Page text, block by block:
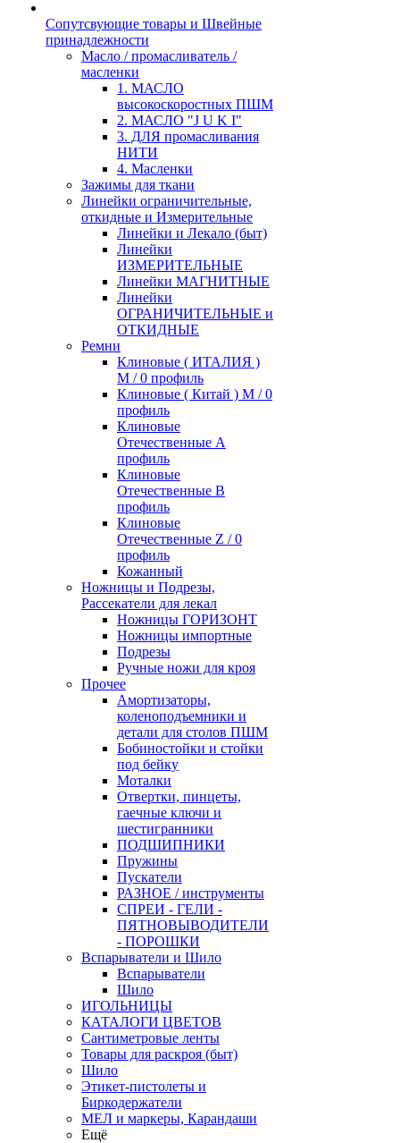
Сопутсвующие товары и Швейные
принадлежности
Масло / промасливатель /
масленки
1. МАСЛО
высокоскоростных ПШМ
2. МАСЛО "J U K I"
3. ДЛЯ промасливания
НИТИ
4. Масленки
Зажимы для ткани
Линейки ограничительные,
откидные и Измерительные
Линейки и Лекало (быт)
Линейки
ИЗМЕРИТЕЛЬНЫЕ
Линейки МАГНИТНЫЕ
Линейки
ОГРАНИЧИТЕЛЬНЫЕ и
ОТКИДНЫЕ
Ремни
Клиновые ( ИТАЛИЯ )
М / 0 профиль
Клиновые ( Китай ) М / 0
профиль
Клиновые
Отечественные А
профиль
Клиновые
Отечественные В
профиль
Клиновые
Отечественные Z / 0
профиль
Кожанный
Ножницы и Подрезы,
Рассекатели для лекал
Ножницы ГОРИЗОНТ
Ножницы импортные
Подрезы
Ручные ножи для кроя
Прочее
Амортизаторы,
коленоподъемники и
детали для столов ПШМ
Бобиностойки и стойки
под бейку
Моталки
Отвертки, пинцеты,
гаечные ключи и
шестигранники
ПОДШИПНИКИ
Пружины
Пускатели
РАЗНОЕ / инструменты
СПРЕИ - ГЕЛИ -
ПЯТНОВЫВОДИТЕЛИ
- ПОРОШКИ
Вспарыватели и Шило
Вспарыватели
Шило
ИГОЛЬНИЦЫ
КАТАЛОГИ ЦВЕТОВ
Сантиметровые ленты
Товары для раскроя (быт)
Шило
Этикет-пистолеты и
Биркодержатели
МЕЛ и маркеры, Карандаши
Ещё